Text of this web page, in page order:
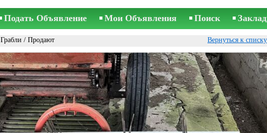
Подать Объявление Мои Объявления Поиск
Грабли / Продают Вернуться к